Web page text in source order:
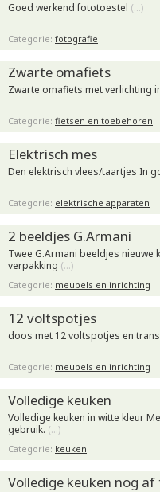
Goed werkend fototoestel (…)
Categorie: fotografie
Zwarte omafiets
Zwarte omafiets met verlichting
Categorie: fietsen en toebehoren
Elektrisch mes
Den elektrisch vlees/taartjes In
Categorie: elektrische apparaten
2 beeldjes G.Armani
Twee G.Armani beeldjes nieuwe
verpakking (…)
Categorie: meubels en inrichting
12 voltspotjes
doos met 12 voltspotjes en
Categorie: meubels en inrichting
Volledige keuken
Volledige keuken in witte kleur
gebruik. (…)
Categorie: keuken
Volledige keuken nog af